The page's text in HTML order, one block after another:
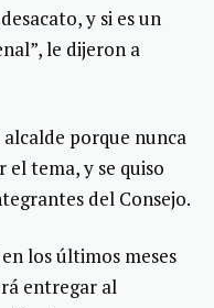
y si es un
le dijeron a
porque nunca
el tema, y se quiso
del Consejo.
los últimos meses
entregar al